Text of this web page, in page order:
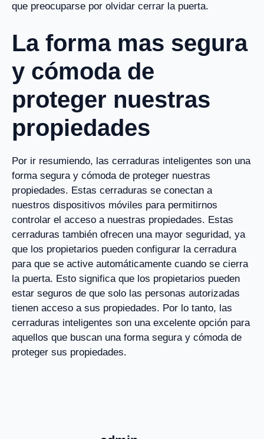
que preocuparse por olvidar cerrar la puerta.
La forma mas segura
y cómoda de
proteger nuestras
propiedades
Por ir resumiendo, las cerraduras inteligentes son una
forma segura y cómoda de proteger nuestras
propiedades. Estas cerraduras se conectan a
nuestros dispositivos móviles para permitirnos
controlar el acceso a nuestras propiedades. Estas
cerraduras también ofrecen una mayor seguridad, ya
que los propietarios pueden configurar la cerradura
para que se active automáticamente cuando se cierra
la puerta. Esto significa que los propietarios pueden
estar seguros de que solo las personas autorizadas
tienen acceso a sus propiedades. Por lo tanto, las
cerraduras inteligentes son una excelente opción para
aquellos que buscan una forma segura y cómoda de
proteger sus propiedades.